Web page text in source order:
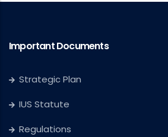
Important Documents
Strategic Plan
IUS Statute
Regulations